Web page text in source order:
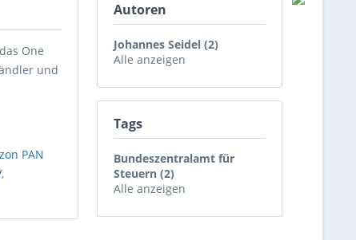
Autoren
Johannes Seidel (2)
Alle anzeigen
Tags
Bundeszentralamt für
Steuern (2)
Alle anzeigen
One
und
PAN
,